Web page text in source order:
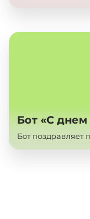
Бот «С
Бот поздравляет